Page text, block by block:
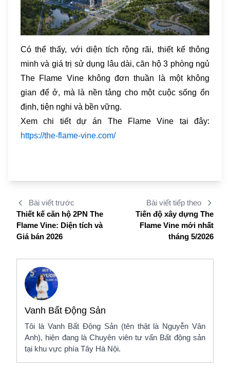
Có thể thấy, với diện tích rộng rãi, thiết kế thông
minh và giá trị sử dụng lâu dài, căn hộ 3 phòng ngủ
The Flame Vine không đơn thuần là một không
gian để ở, mà là nền tảng cho một cuộc sống ổn
định, tiện nghi và bền vững.
Xem chi tiết dự án The Flame Vine tại đây:
https://the-flame-vine.com/
Bài viết trước
Thiết kế căn hộ 2PN The
Flame Vine: Diện tích và
Giá bán 2026
Bài viết tiếp theo
Tiến độ xây dựng The
Flame Vine mới nhất
tháng 5/2026
Vanh Bất Động Sản
Tôi là Vanh Bất Động Sản (tên thật là Nguyễn Vân
Anh), hiện đang là Chuyên viên tư vấn Bất động sản
tại khu vực phía Tây Hà Nội.